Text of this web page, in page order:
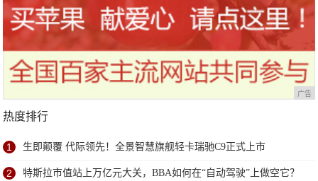
广告
热度排行
1 生即颠覆 代际领先！全景智慧旗舰轻卡瑞驰C9正式上市
2 特斯拉市值站上万亿元大关，BBA如何在“自动驾驶”上做空它？